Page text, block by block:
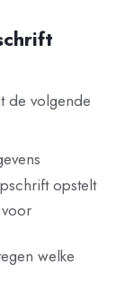
de volgende
opstelt
welke